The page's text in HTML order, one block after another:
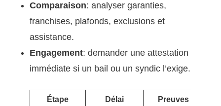
Comparaison: analyser garanties,
franchises, plafonds, exclusions et
assistance.
Engagement: demander une attestation
immédiate si un bail ou un syndic l’exige.
Étape
Délai
Preuves